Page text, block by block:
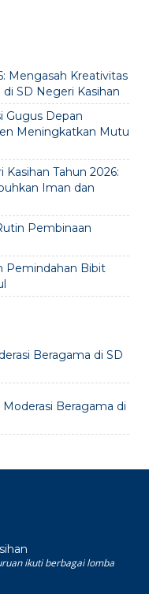
Mengasah Kreativitas
SD Negeri Kasihan
Gugus Depan
Meningkatkan Mutu
Tahun 2026:
Iman dan
Pembinaan
Pemindahan Bibit
Beragama di SD
Moderasi Beragama di
ikuti berbagai lomba